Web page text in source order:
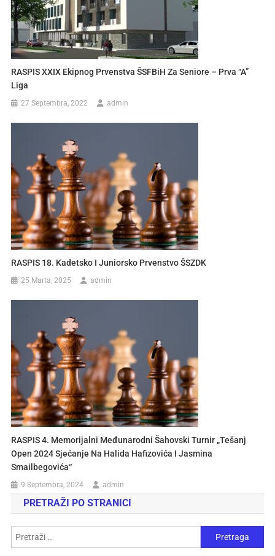
RASPIS XXIX Ekipnog Prvenstva ŠSFBiH Za Seniore – Prva “A”
Liga
27 Septembra, 2022 admin
RASPIS 18. Kadetsko I Juniorsko Prvenstvo ŠSZDK
25 Marta, 2025 admin
RASPIS 4. Memorijalni Međunarodni Šahovski Turnir „Tešanj
Open 2024 Sjećanje Na Halida Hafizovića I Jasmina
Smailbegovića“
9 Septembra, 2024 admin
PRETRAŽI PO STRANICI